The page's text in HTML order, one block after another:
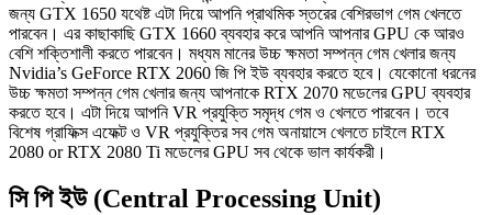
জন্য GTX 1650 যথেষ্ট এটা দিয়ে আপনি প্রাথমিক স্তরের বেশিরভাগ গেম খেলতে
পারবেন। এর কাছাকাছি GTX 1660 ব্যবহার করে আপনি আপনার GPU কে আরও
বেশি শক্তিশালী করতে পারবেন। মধ্যম মানের উচ্চ ক্ষমতা সম্পন্ন গেম খেলার জন্য
Nvidia’s GeForce RTX 2060 জি পি ইউ ব্যবহার করতে হবে। যেকোনো ধরনের
উচ্চ ক্ষমতা সম্পন্ন গেম খেলার জন্য আপনাকে RTX 2070 মডেলের GPU ব্যবহার
করতে হবে। এটা দিয়ে আপনি VR প্রযুক্তি সমৃদ্ধ গেম ও খেলতে পারবেন। তবে
বিশেষ গ্রাফিক্স এফেক্ট ও VR প্রযুক্তির সব গেম অনায়াসে খেলতে চাইলে RTX
2080 or RTX 2080 Ti মডেলের GPU সব থেকে ভাল কার্যকরী।
সি পি ইউ (Central Processing Unit)